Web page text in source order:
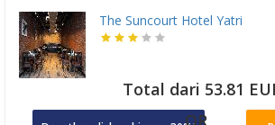
The Suncourt Hotel Yatri
Total dari 53.81